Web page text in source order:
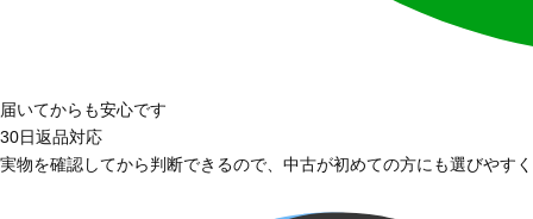
届いてからも安心です
30日返品対応
実物を確認してから判断できるので、中古が初めての方にも選びやす